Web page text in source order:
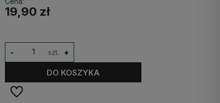
19,90 zł
szt. +
-
DO KOSZYKA